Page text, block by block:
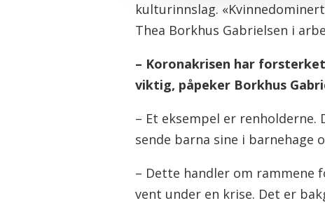
kulturinnslag.
Thea Borkhus Gabrielsen i
– Koronakrisen har
viktig, påpeker Borkhus
– Et eksempel er
sende barna sine i barnehage
– Dette handler om rammene
vent under en krise. Det er